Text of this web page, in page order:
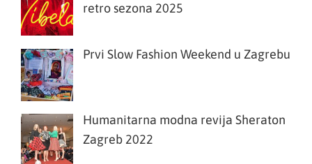
retro sezona 2025
Prvi Slow Fashion Weekend u Zagrebu
Humanitarna modna revija Sheraton
Zagreb 2022